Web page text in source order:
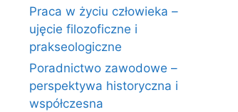
Praca w życiu człowieka –
ujęcie filozoficzne i
prakseologiczne
Poradnictwo zawodowe –
perspektywa historyczna i
współczesna